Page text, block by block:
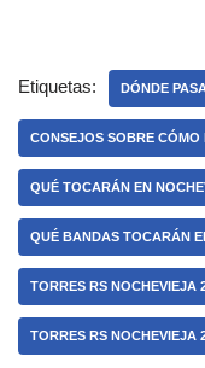
Etiquetas: DÓNDE
CONSEJOS SOBRE
QUÉ TOCARÁN EN
QUÉ BANDAS TOCARÁN
TORRES RS NOCHEVIEJA
TORRES RS NOCHEVIEJA